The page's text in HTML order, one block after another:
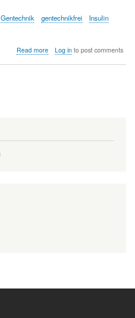
Gentechnik gentechnikfrei
Insulin
Read moreabout
Log into post comments